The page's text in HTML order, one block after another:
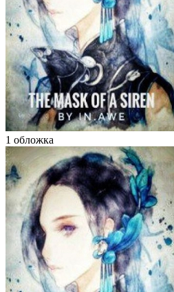
1 обложка